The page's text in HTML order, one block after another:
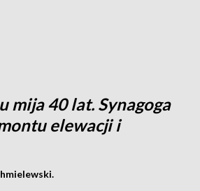
mija 40 lat. Synagoga
elewacji i